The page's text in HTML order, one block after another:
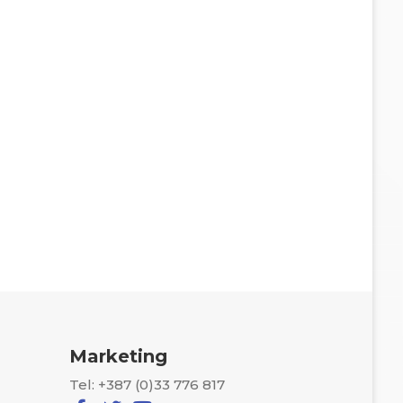
Marketing
Tel: +387 (0)33 776 817